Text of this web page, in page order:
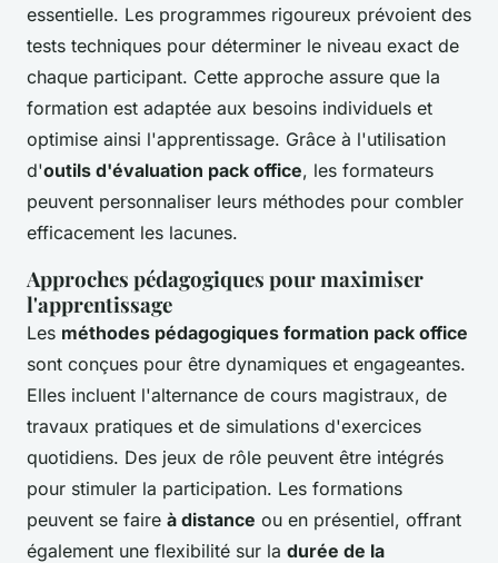
essentielle. Les programmes rigoureux prévoient des
tests techniques pour déterminer le niveau exact de
chaque participant. Cette approche assure que la
formation est adaptée aux besoins individuels et
optimise ainsi l'apprentissage. Grâce à l'utilisation
d'outils d'évaluation pack office, les formateurs
peuvent personnaliser leurs méthodes pour combler
efficacement les lacunes.
Approches pédagogiques pour maximiser
l'apprentissage
Les méthodes pédagogiques formation pack office
sont conçues pour être dynamiques et engageantes.
Elles incluent l'alternance de cours magistraux, de
travaux pratiques et de simulations d'exercices
quotidiens. Des jeux de rôle peuvent être intégrés
pour stimuler la participation. Les formations
peuvent se faire à distance ou en présentiel, offrant
également une flexibilité sur la durée de la